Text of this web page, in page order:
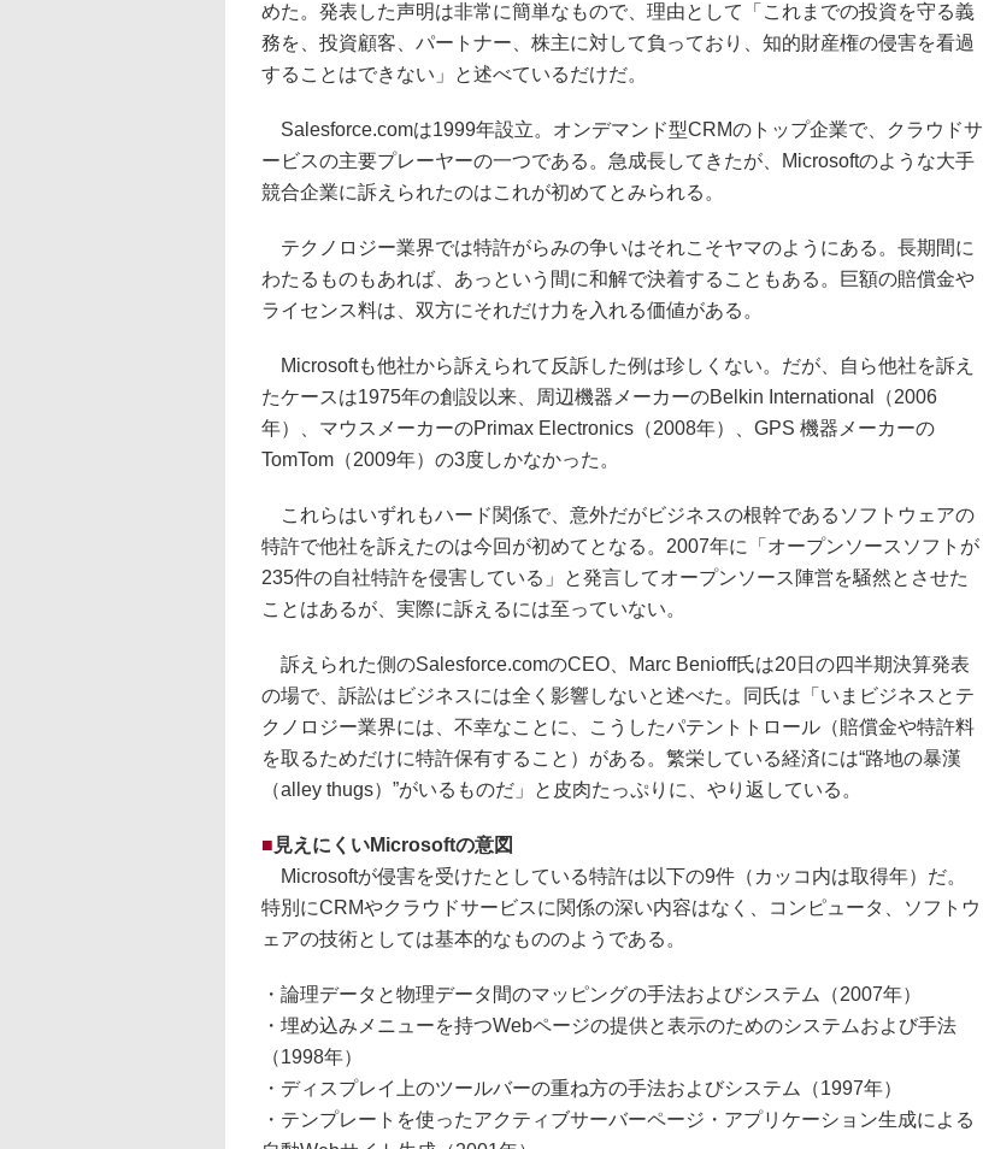
めた。発表した声明は非常に簡単なもので、理由として「これまでの投資を守る義
務を、投資顧客、パートナー、株主に対して負っており、知的財産権の侵害を看過
することはできない」と述べているだけだ。
Salesforce.comは1999年設立。オンデマンド型CRMのトップ企業で、クラウドサ
ービスの主要プレーヤーの一つである。急成長してきたが、Microsoftのような大手
競合企業に訴えられたのはこれが初めてとみられる。
テクノロジー業界では特許がらみの争いはそれこそヤマのようにある。長期間に
わたるものもあれば、あっという間に和解で決着することもある。巨額の賠償金や
ライセンス料は、双方にそれだけ力を入れる価値がある。
Microsoftも他社から訴えられて反訴した例は珍しくない。だが、自ら他社を訴え
たケースは1975年の創設以来、周辺機器メーカーのBelkin International（2006
年）、マウスメーカーのPrimax Electronics（2008年）、GPS 機器メーカーの
TomTom（2009年）の3度しかなかった。
これらはいずれもハード関係で、意外だがビジネスの根幹であるソフトウェアの
特許で他社を訴えたのは今回が初めてとなる。2007年に「オープンソースソフトが
235件の自社特許を侵害している」と発言してオープンソース陣営を騒然とさせた
ことはあるが、実際に訴えるには至っていない。
訴えられた側のSalesforce.comのCEO、Marc Benioff氏は20日の四半期決算発表
の場で、訴訟はビジネスには全く影響しないと述べた。同氏は「いまビジネスとテ
クノロジー業界には、不幸なことに、こうしたパテントトロール（賠償金や特許料
を取るためだけに特許保有すること）がある。繁栄している経済には“路地の暴漢
（alley thugs）”がいるものだ」と皮肉たっぷりに、やり返している。
■ 見えにくいMicrosoftの意図
Microsoftが侵害を受けたとしている特許は以下の9件（カッコ内は取得年）だ。
特別にCRMやクラウドサービスに関係の深い内容はなく、コンピュータ、ソフトウ
ェアの技術としては基本的なもののようである。
・論理データと物理データ間のマッピングの手法およびシステム（2007年）
・埋め込みメニューを持つWebページの提供と表示のためのシステムおよび手法
（1998年）
・ディスプレイ上のツールバーの重ね方の手法およびシステム（1997年）
・テンプレートを使ったアクティブサーバーページ・アプリケーション生成による